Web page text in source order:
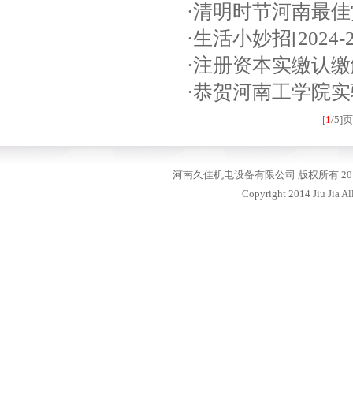
·清明时节河南最
·生活小妙招[2024-
·注册资本实缴认
·恭贺河南工学院
[1/5]
河南久佳机电设备有限公司 版权所有
Copyright 2014 Jiu Jia